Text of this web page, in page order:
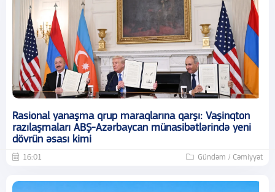
Rasional yanaşma qrup maraqlarına qarşı: Vaşinqton
razılaşmaları ABŞ-Azərbaycan münasibətlərində yeni
dövrün əsası kimi
16:01 Gündəm / Cəmiyyət